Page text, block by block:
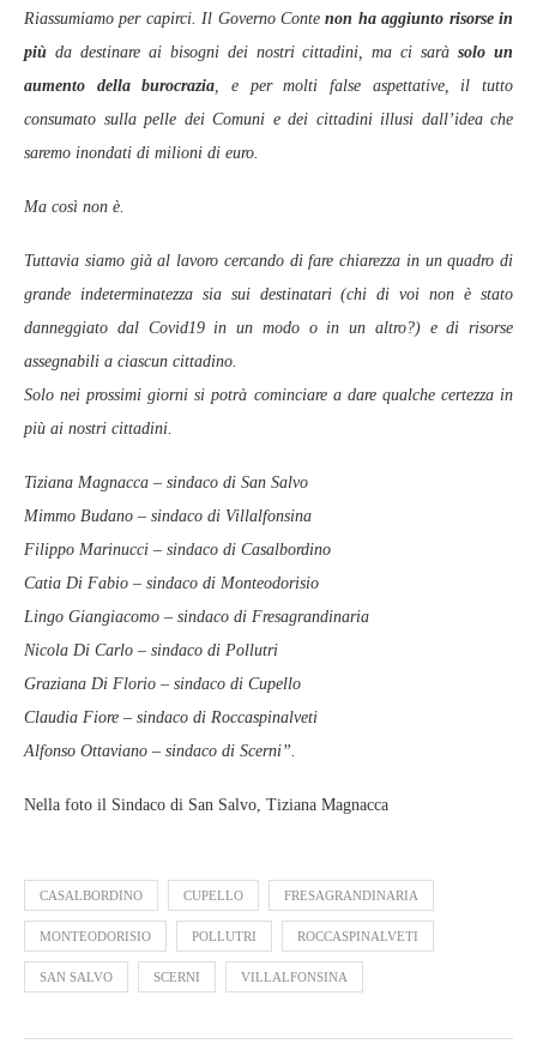
Riassumiamo per capirci. Il Governo Contenon ha aggiunto risorse in
più da destinare ai bisogni dei nostri cittadini, ma ci saràsolo un
aumento della burocrazia, e per molti false aspettative, il tutto
consumato sulla pelle dei Comuni e dei cittadini illusi dall’idea che
saremo inondati di milioni di euro.
Ma così non è.
Tuttavia siamo già al lavoro cercando di fare chiarezza in un quadro di
grande indeterminatezza sia sui destinatari (chi di voi non è stato
danneggiato dal Covid19 in un modo o in un altro?) e di risorse
assegnabili a ciascun cittadino.
Solo nei prossimi giorni si potrà cominciare a dare qualche certezza in
più ai nostri cittadini.
Tiziana Magnacca – sindaco di San Salvo
Mimmo Budano – sindaco di Villalfonsina
Filippo Marinucci – sindaco di Casalbordino
Catia Di Fabio – sindaco di Monteodorisio
Lingo Giangiacomo – sindaco di Fresagrandinaria
Nicola Di Carlo – sindaco di Pollutri
Graziana Di Florio – sindaco di Cupello
Claudia Fiore – sindaco di Roccaspinalveti
Alfonso Ottaviano – sindaco di Scerni”.
Nella foto il Sindaco di San Salvo, Tiziana Magnacca
CASALBORDINO CUPELLO FRESAGRANDINARIA
MONTEODORISIO POLLUTRI ROCCASPINALVETI
SAN SALVO SCERNI VILLALFONSINA